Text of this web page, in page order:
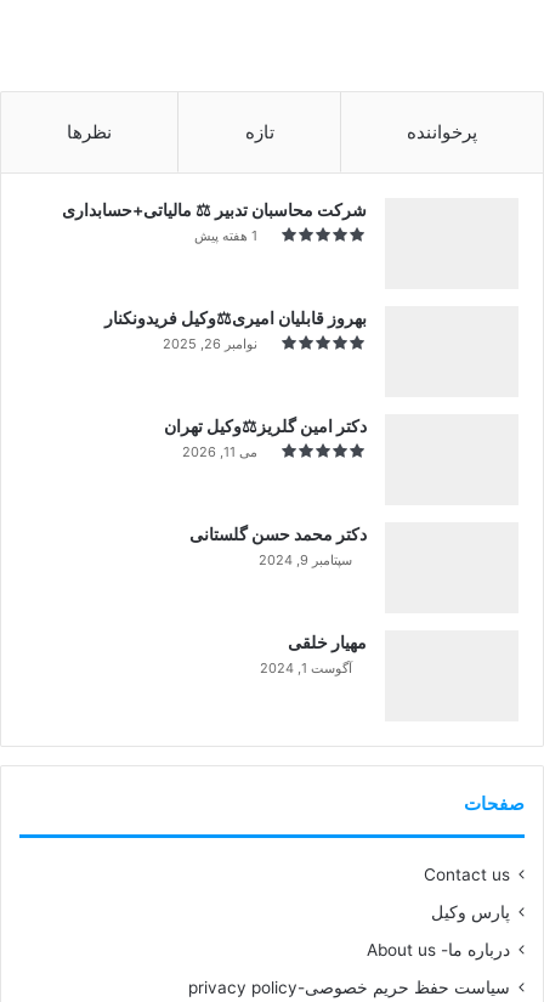
پرخواننده تازه نظرها
شرکت محاسبان تدبیر ⚖️ مالیاتی+حسابداری
1 هفته پیش
بهروز قابلیان امیری⚖️وکیل فریدونکنار
نوامبر 26, 2025
دکتر امین گلریز⚖️وکیل تهران
می 11, 2026
دکتر محمد حسن گلستانی
سپتامبر 9, 2024
مهیار خلقی
آگوست 1, 2024
صفحات
Contact us
پارس وکیل
درباره ما- About us
سیاست حفظ حریم خصوصی-privacy policy